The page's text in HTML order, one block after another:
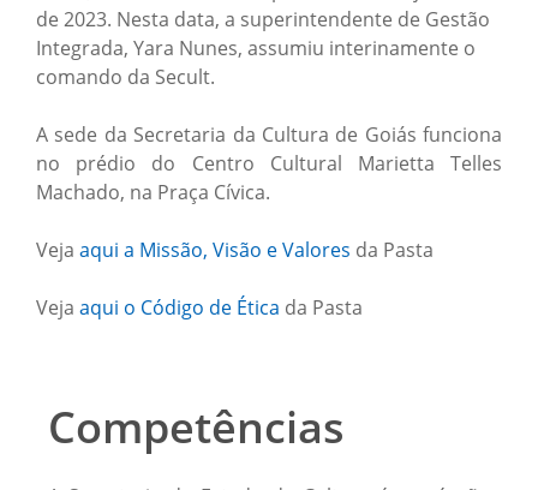
de 2023. Nesta data, a superintendente de Gestão
Integrada, Yara Nunes, assumiu interinamente o
comando da Secult.
A sede da Secretaria da Cultura de Goiás funciona
no prédio do Centro Cultural Marietta Telles
Machado, na Praça Cívica.
Veja aqui a Missão, Visão e Valores da Pasta
Veja aqui o Código de Ética da Pasta
Competências